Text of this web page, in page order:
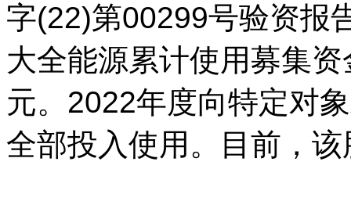
字(22)第00299号验资报
大全能源累计使用募集
元。2022年度向特定对
全部投入使用。目前，